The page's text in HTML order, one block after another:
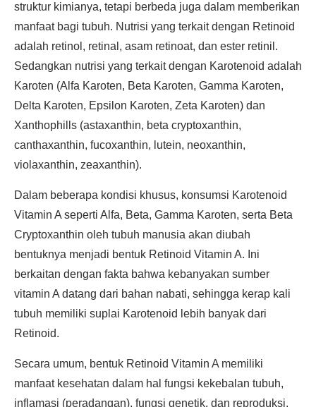
struktur kimianya, tetapi berbeda juga dalam memberikan
manfaat bagi tubuh. Nutrisi yang terkait dengan Retinoid
adalah retinol, retinal, asam retinoat, dan ester retinil.
Sedangkan nutrisi yang terkait dengan Karotenoid adalah
Karoten (Alfa Karoten, Beta Karoten, Gamma Karoten,
Delta Karoten, Epsilon Karoten, Zeta Karoten) dan
Xanthophills (astaxanthin, beta cryptoxanthin,
canthaxanthin, fucoxanthin, lutein, neoxanthin,
violaxanthin, zeaxanthin).
Dalam beberapa kondisi khusus, konsumsi Karotenoid
Vitamin A seperti Alfa, Beta, Gamma Karoten, serta Beta
Cryptoxanthin oleh tubuh manusia akan diubah
bentuknya menjadi bentuk Retinoid Vitamin A. Ini
berkaitan dengan fakta bahwa kebanyakan sumber
vitamin A datang dari bahan nabati, sehingga kerap kali
tubuh memiliki suplai Karotenoid lebih banyak dari
Retinoid.
Secara umum, bentuk Retinoid Vitamin A memiliki
manfaat kesehatan dalam hal fungsi kekebalan tubuh,
inflamasi (peradangan), fungsi genetik, dan reproduksi.